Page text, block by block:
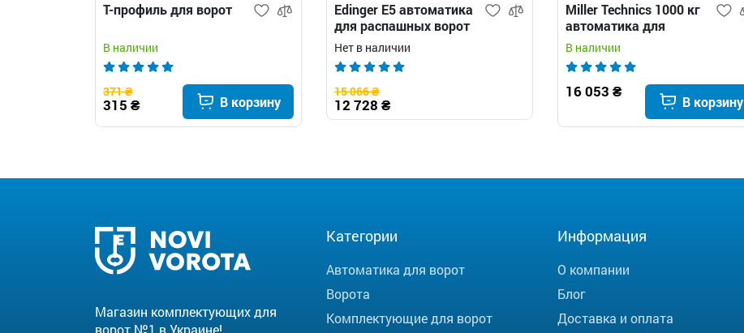
Т-профиль для ворот
В наличии
371 ₴
315 ₴ В корзину
Edinger E5 автоматика
для распашных ворот
Нет в наличии
15 066 ₴
12 728 ₴
Miller Technics 1000 кг
автоматика для
откатных ворот
В наличии
16 053 ₴
В корзину
Магазин комплектующих для
ворот №1 в Украине!
Категории
Автоматика для ворот
Ворота
Комплектующие для ворот
Информация
О компании
Блог
Доставка и оплата